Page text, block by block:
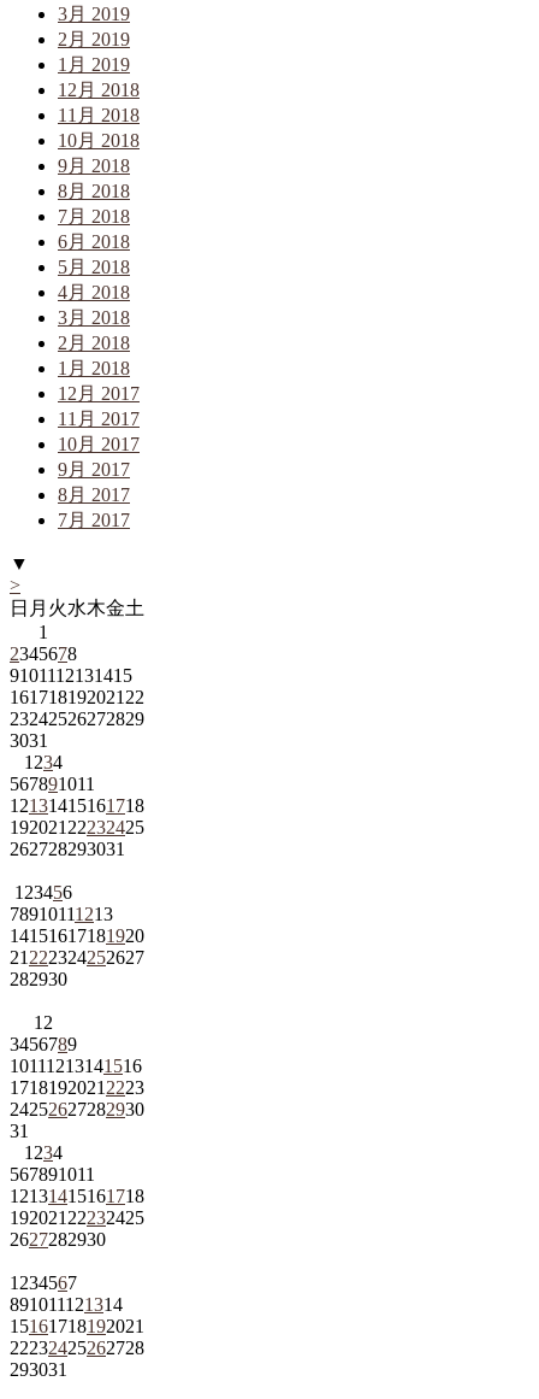
3月 2019
2月 2019
1月 2019
12月 2018
11月 2018
10月 2018
9月 2018
8月 2018
7月 2018
6月 2018
5月 2018
4月 2018
3月 2018
2月 2018
1月 2018
12月 2017
11月 2017
10月 2017
9月 2017
8月 2017
7月 2017
▼
>
日 月 火水木金土
1
2345678
9101112131415
161718192021 22
23242526272829
3031
1 234
567891011
12131415161718
192021 22232425
262728293031
1 23456
78910111213
14151617181920
21 222324252627
282930
1 2
3456789
10111213141516
1718192021 2223
24252627282930
31
1 234
567891011
12131415161718
192021 22232425
2627282930
1 234567
891011121314
15161718192021
22232425262728
293031